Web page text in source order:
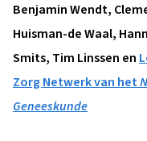
Benjamin Wendt,
Huisman-de Waal,
Smits, Tim Linssen en
Zorg Netwerk van het
Geneeskunde